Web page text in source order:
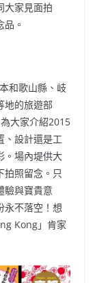
大家見面拍
。
和歌山縣、岐
地的旅遊部
大家介紹2015
、設計還是工
。場內堤供大
拍照留念。只
驗與寶貴意
永不落空！想
Kong」肯家